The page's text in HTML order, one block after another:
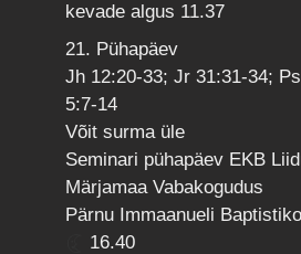
kevade algus 11.37
21. Pühapäev
Jh 12:20-33; Jr 31:31-34;
5:7-14
Võit surma üle
Seminari pühapäev EKB
Märjamaa Vabakogudus
Pärnu Immaanueli
16.40